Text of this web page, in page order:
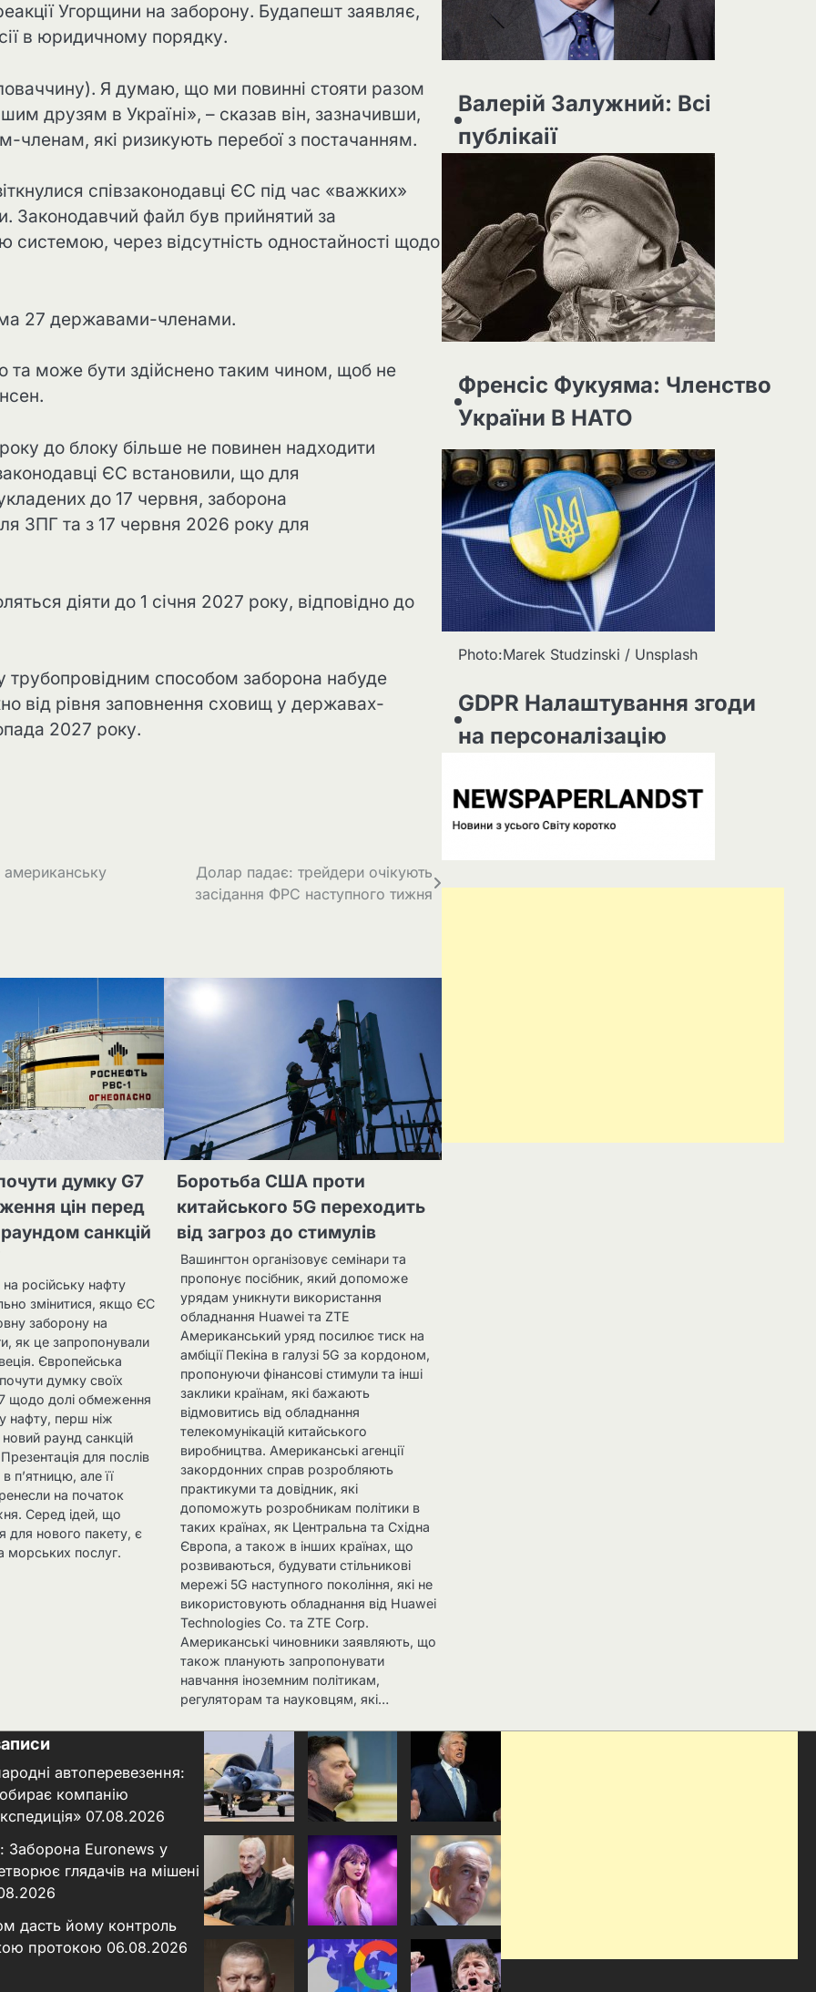
Угорщини на заборону. Будапешт заявляє,
в юридичному порядку.
Я думаю, що ми повинні стояти разом
друзям в Україні», – сказав він, зазначивши,
членам, які ризикують перебої з постачанням.
співзаконодавці ЄС під час «важких»
Законодавчий файл був прийнятий за
через відсутність одностайності щодо
27 державами-членами.
та може бути здійснено таким чином, щоб не
до блоку більше не повинен надходити
ЄС встановили, що для
до 17 червня, заборона
ЗПГ та з 17 червня 2026 року для
діяти до 1 січня 2027 року, відповідно до
трубопровідним способом заборона набуде
від рівня заповнення сховищ у державах-
2027 року.
Долар падає: трейдери очікують
засідання ФРС наступного тижня
думку G7
цін перед
санкцій
російську нафту
змінитися, якщо ЄС
заборону на
як це запропонували
Європейська
думку своїх
щодо долі обмеження
нафту, перш ніж
раунд санкцій
для послів
п’ятницю, але її
на початок
Серед ідей, що
для нового пакету, є
морських послуг.
Боротьба США проти
китайського 5G переходить
від загроз до стимулів
Вашингтон організовує семінари та
пропонує посібник, який допоможе
урядам уникнути використання
обладнання Huawei та ZTE
Американський уряд посилює тиск на
амбіції Пекіна в галузі 5G за кордоном,
пропонуючи фінансові стимули та інші
заклики країнам, які бажають
відмовитись від обладнання
телекомунікацій китайського
виробництва. Американські агенції
закордонних справ розробляють
практикуми та довідник, які
допоможуть розробникам політики в
таких країнах, як Центральна та Східна
Європа, а також в інших країнах, що
розвиваються, будувати стільникові
мережі 5G наступного покоління, які не
використовують обладнання від Huawei
Technologies Co. та ZTE Corp.
Американські чиновники заявляють, що
також планують запропонувати
навчання іноземним політикам,
регуляторам та науковцям, які…
Валерій Залужний: Всі
публікаії
Френсіс Фукуяма: Членство
України В НАТО
Photo:Marek Studzinski / Unsplash
GDPR Налаштування згоди
на персоналізацію
автоперевезення:
компанію
07.08.2026
Заборона Euronews у
глядачів на мішені
дасть йому контроль
протокою 06.08.2026